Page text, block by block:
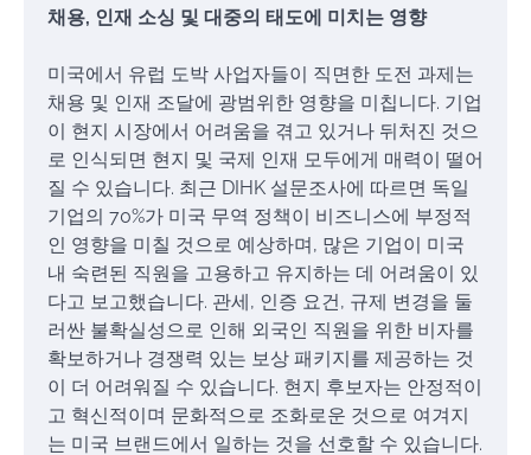
채용, 인재 소싱 및 대중의 태도에 미치는 영향
미국에서 유럽 도박 사업자들이 직면한 도전 과제는
채용 및 인재 조달에 광범위한 영향을 미칩니다. 기업
이 현지 시장에서 어려움을 겪고 있거나 뒤처진 것으
로 인식되면 현지 및 국제 인재 모두에게 매력이 떨어
질 수 있습니다. 최근 DIHK 설문조사에 따르면 독일
기업의 70%가 미국 무역 정책이 비즈니스에 부정적
인 영향을 미칠 것으로 예상하며, 많은 기업이 미국
내 숙련된 직원을 고용하고 유지하는 데 어려움이 있
다고 보고했습니다. 관세, 인증 요건, 규제 변경을 둘
러싼 불확실성으로 인해 외국인 직원을 위한 비자를
확보하거나 경쟁력 있는 보상 패키지를 제공하는 것
이 더 어려워질 수 있습니다. 현지 후보자는 안정적이
고 혁신적이며 문화적으로 조화로운 것으로 여겨지
는 미국 브랜드에서 일하는 것을 선호할 수 있습니다.